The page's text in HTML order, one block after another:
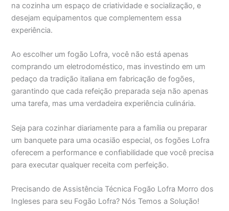
na cozinha um espaço de criatividade e socialização, e
desejam equipamentos que complementem essa
experiência.
Ao escolher um fogão Lofra, você não está apenas
comprando um eletrodoméstico, mas investindo em um
pedaço da tradição italiana em fabricação de fogões,
garantindo que cada refeição preparada seja não apenas
uma tarefa, mas uma verdadeira experiência culinária.
Seja para cozinhar diariamente para a família ou preparar
um banquete para uma ocasião especial, os fogões Lofra
oferecem a performance e confiabilidade que você precisa
para executar qualquer receita com perfeição.
Precisando de Assistência Técnica Fogão Lofra Morro dos
Ingleses para seu Fogão Lofra? Nós Temos a Solução!